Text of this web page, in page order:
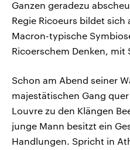
Ganzen geradezu
Regie Ricoeurs bildet sich
Macron-typische
Ricoerschem Denken, mit
Schon am Abend seiner
majestätischen Gang
Louvre zu den Klängen
junge Mann besitzt ein
Handlungen. Spricht in